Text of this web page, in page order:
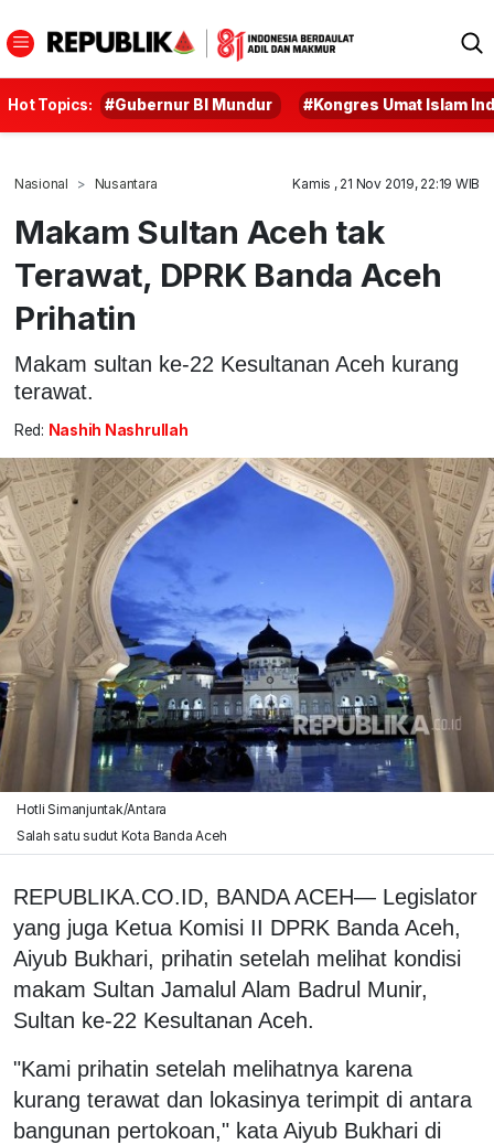
Hot Topics: #Gubernur BI Mundur #Kongres Umat Islam
Nasional Nusantara Kamis , 21 Nov 2019, 22:19 WIB
Makam Sultan Aceh tak
Terawat, DPRK Banda Aceh
Prihatin
Makam sultan ke-22 Kesultanan Aceh kurang
terawat.
Red: Nashih Nashrullah
Hotli Simanjuntak/Antara
Salah satu sudut Kota Banda Aceh
REPUBLIKA.CO.ID, BANDA ACEH— Legislator
yang juga Ketua Komisi II DPRK Banda Aceh,
Aiyub Bukhari, prihatin setelah melihat kondisi
makam Sultan Jamalul Alam Badrul Munir,
Sultan ke-22 Kesultanan Aceh.
"Kami prihatin setelah melihatnya karena
kurang terawat dan lokasinya terimpit di antara
bangunan pertokoan," kata Aiyub Bukhari di